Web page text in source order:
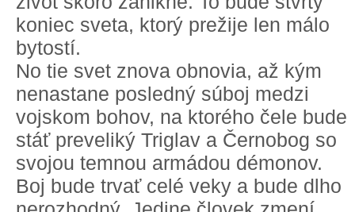
koniec sveta, ktorý prežije len málo
bytostí.
No tie svet znova obnovia, až kým
nenastane posledný súboj medzi
vojskom bohov, na ktorého čele bude
stáť preveliký Triglav a Černobog so
svojou temnou armádou démonov.
Boj bude trvať celé veky a bude dlho